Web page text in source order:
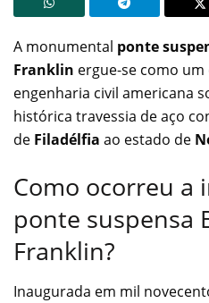
A monumental ponte
Franklin ergue-se como
engenharia civil americana
histórica travessia de aço
de Filadélfia ao estado de
Como ocorreu a
ponte suspensa
Franklin?
Inaugurada em mil